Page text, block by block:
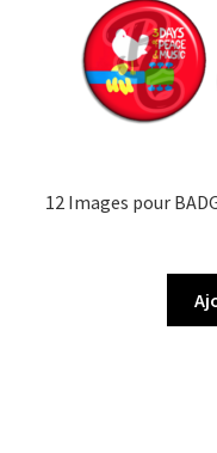
12 Images pour